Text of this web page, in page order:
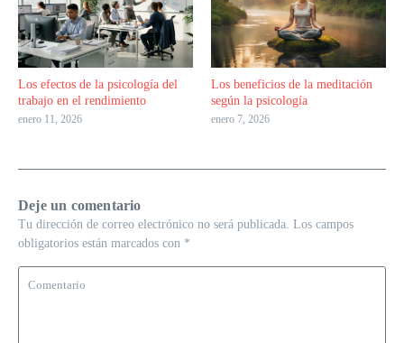
Los efectos de la psicología del
trabajo en el rendimiento
enero 11, 2026
Los beneficios de la meditación
según la psicología
enero 7, 2026
Deje un comentario
Tu dirección de correo electrónico no será publicada. Los campos
obligatorios están marcados con *